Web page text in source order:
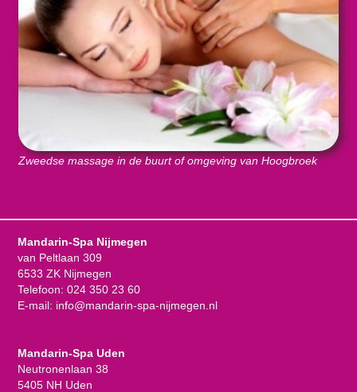
Zweedse massage in de buurt of omgeving van Hoogbroek
Mandarin-Spa Nijmegen
van Peltlaan 309
6533 ZK Nijmegen
Telefoon: 024 350 23 60
E-mail: info@mandarin-spa-nijmegen.nl
Mandarin-Spa Uden
Neutronenlaan 38
5405 NH Uden